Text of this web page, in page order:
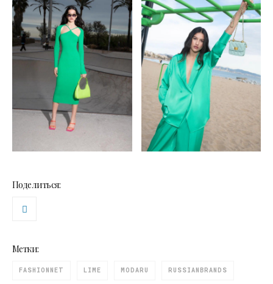
Поделиться:
Метки:
FASHIONNET LIME MODARU RUSSIANBRANDS